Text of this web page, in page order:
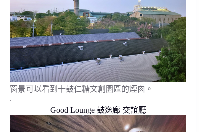
窗景可以看到十鼓仁糖文創園區的煙囪。
.
Good Lounge 鼓逸廊 交誼廳